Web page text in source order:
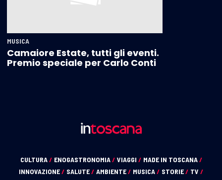
MUSICA
Camaiore Estate, tutti gli eventi.
Premio speciale per Carlo Conti
CULTURA/ ENOGASTRONOMIA/ VIAGGI / MADE IN TOSCANA/
INNOVAZIONE/ SALUTE/ AMBIENTE/ MUSICA/ STORIE/ TV /